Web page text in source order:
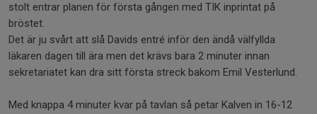
stolt entrar planen för första gången med TIK inprintat på
bröstet.
Det är ju svårt att slå Davids entré inför den ändå välfyllda
läkaren dagen till ära men det krävs bara 2 minuter innan
sekretariatet kan dra sitt första streck bakom Emil Vesterlund.
Med knappa 4 minuter kvar på tavlan så petar Kalven in 16-12